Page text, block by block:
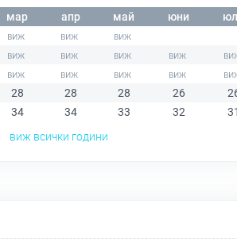
мар апр май юни
28 28 28 26
34 34 33 32
виж всички години